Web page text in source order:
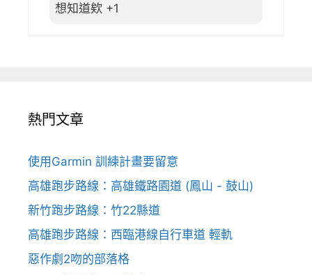
想知道欸 +1
熱門文章
使用Garmin 訓練計畫要留意
高雄跑步路線：高雄鐵路園道 (鳳山 - 鼓山)
新竹跑步路線：竹22縣道
高雄跑步路線：西臨港線自行車道 輕軌
惡作劇2吻的部落格